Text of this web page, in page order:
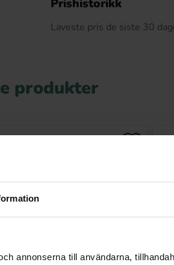
annonserna till användarna,
Prishistorikk
Laveste pris de siste 30
produkter